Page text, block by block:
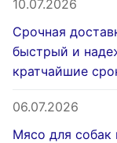
10.07.2026
Срочная
быстрый и
кратчайшие
06.07.2026
Мясо для собак